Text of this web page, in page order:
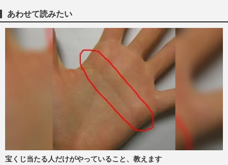
落は“イメージ”の違いか「あんまりGTO
感がない」旧作ファンが求めて…
週刊女性PRIME
GACKT主演月9『ブラックトリック』スタ
ートも《セリフ聞き取りづらいの声も》…
生瀬勝久出演で『リーガル…
週刊女性PRIME
TBS日曜劇場『VIVANT』や映画『キング
ダム』にも出演、歌舞伎役者・坂東彌十郎
が板橋区で送る最愛妻との“…
週刊女性2026年7月7日・14日号
あわせて読みたい
宝くじ当たる人だけがやっていること、教えます